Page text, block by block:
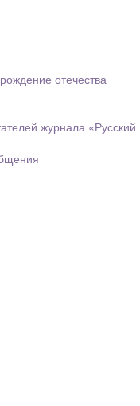
отечества
журнала «Русский